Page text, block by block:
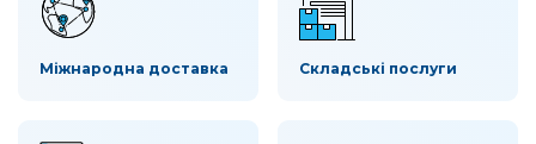
Міжнародна доставка Складські послуги